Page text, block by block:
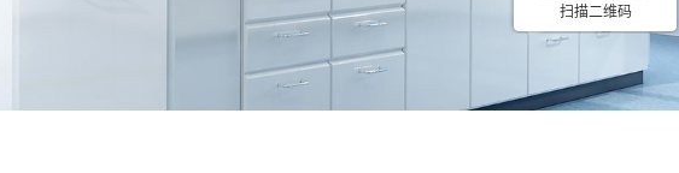
扫描二维码